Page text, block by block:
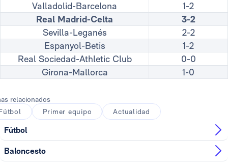
Valladolid-Barcelona
1-2
Real Madrid-Celta
3-2
Sevilla-Leganés
2-2
Espanyol-Betis
1-2
Real Sociedad-Athletic Club
0-0
Girona-Mallorca
1-0
relacionados
Primer equipo Actualidad
Fútbol
Baloncesto